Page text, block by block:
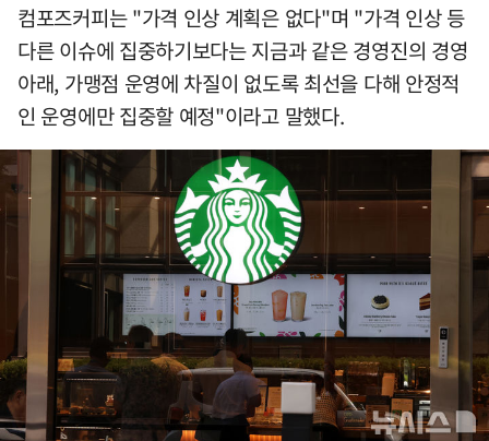
컴포즈커피는 "가격 인상 계획은 없다"며 "가격 인상 등
다른 이슈에 집중하기보다는 지금과 같은 경영진의 경영
아래, 가맹점 운영에 차질이 없도록 최선을 다해 안정적
인 운영에만 집중할 예정"이라고 말했다.